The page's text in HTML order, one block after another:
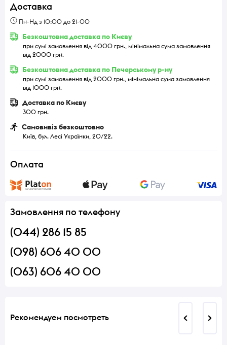
Доставка
Пн-Нд з 10:00 до 21-00
Безкоштовна доставка по Києву
при сумі замовлення від 4000 грн., мінімальна сума замовлення
від 2000 грн.
Безкоштовна доставка по Печерському р-ну
при сумі замовлення від 2000 грн., мінімальна сума замовлення
від 1000 грн.
Доставка по Києву
300 грн.
Самовивіз безкоштовно
Київ, бул. Лесі Українки, 20/22.
Оплата
Замовлення по телефону
(044) 286 15 85
(098) 606 40 00
(063) 606 40 00
Рекомендуем посмотреть